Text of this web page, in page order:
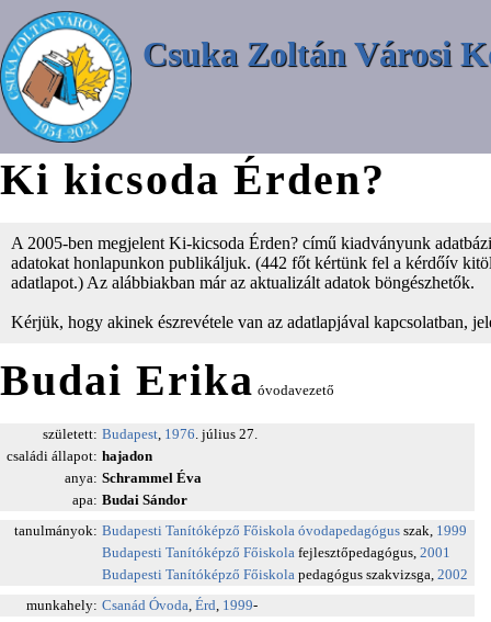
Csuka Zoltán Városi
Ki kicsoda Érden?
A 2005-ben megjelent Ki-kicsoda Érden? című kiadványunk
adatokat honlapunkon publikáljuk. (442 főt kértünk fel a kérdőív
adatlapot.) Az alábbiakban már az aktualizált adatok böngészhetők.
Kérjük, hogy akinek észrevétele van az adatlapjával kapcsolatban,
Budai Erika óvodavezető
született: Budapest, 1976. július 27.
családi állapot: hajadon
anya: Schrammel Éva
apa: Budai Sándor
tanulmányok: Budapesti Tanítóképző Főiskola óvodapedagógus szak, 1999
Budapesti Tanítóképző Főiskola fejlesztőpedagógus, 2001
Budapesti Tanítóképző Főiskola pedagógus szakvizsga, 2002
munkahely: Csanád Óvoda, Érd, 1999-